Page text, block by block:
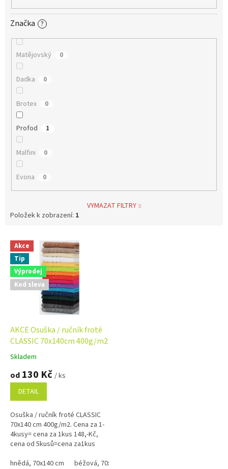
Značka ?
Matějovský 0
Dadka 0
Brotex 0
Profod 1
Malfini 0
Evona 0
VYMAZAT FILTRY
Položek k zobrazení: 1
p
Akce
Tip
Výprodej
Kod sleva
AKCE Osuška / ručník froté
CLASSIC 70x140cm 400g/m2
Průměrné
produktu
4,9
5
hvězdiček.
Skladem
od 130 Kč / ks
DETAIL
Osuška / ručník froté CLASSIC
70x140 cm 400g/m2. Cena za 1-
4kusy= cena za 1kus 148,-Kč,
cena od 5kusů=cena za1kus
žlutá barva od 135.-Kč ,...
hnědá, 70x140 cm béžová, 70x140 cm